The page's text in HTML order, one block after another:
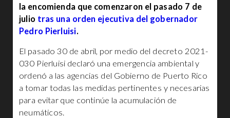
la encomienda que comenzaron el pasado 7 de
julio tras una orden ejecutiva del gobernador
Pedro Pierluisi.
El pasado 30 de abril, por medio del decreto 2021-
030 Pierluisi declaró una emergencia ambiental y
ordenó a las agencias del Gobierno de Puerto Rico
a tomar todas las medidas pertinentes y necesarias
para evitar que continúe la acumulación de
neumáticos.